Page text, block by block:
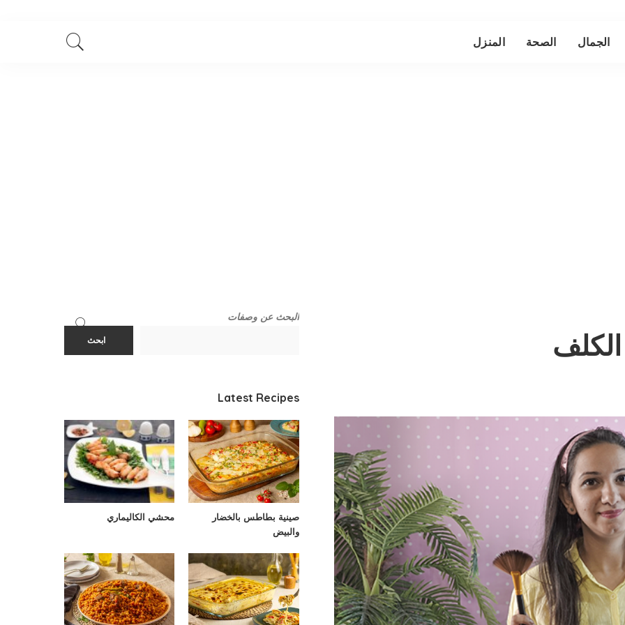
الجمال الصحة المنزل
البحث عن وصفات
ابحث
Latest Recipes
صينية بطاطس بالخضار
والبيض
محشي الكاليماري